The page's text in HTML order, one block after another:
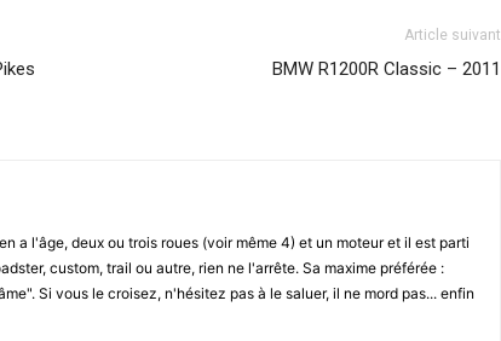
Article suivant
BMW R1200R Classic – 2011
a l'âge, deux ou trois roues (voir même 4) et un moteur et il est parti
custom, trail ou autre, rien ne l'arrête. Sa maxime préférée :
Si vous le croisez, n'hésitez pas à le saluer, il ne mord pas... enfin